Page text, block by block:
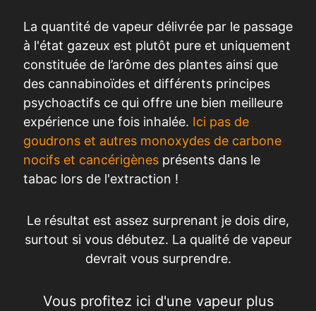
La quantité de vapeur délivrée par le passage
à l'état gazeux est plutôt pure et uniquement
constituée de l’arôme des plantes ainsi que
des cannabinoïdes et différents principes
psychoactifs ce qui offre une bien meilleure
expérience une fois inhalée. Ici pas de
goudrons et autres monoxydes de carbone
nocifs et cancérigènes présents dans le
tabac lors de l'extraction !
Le résultat est assez surprenant je dois dire,
surtout si vous débutez. La qualité de vapeur
devrait vous surprendre.
Vous profitez ici d'une vapeur plus